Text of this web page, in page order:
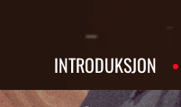
INTRODUKSJON